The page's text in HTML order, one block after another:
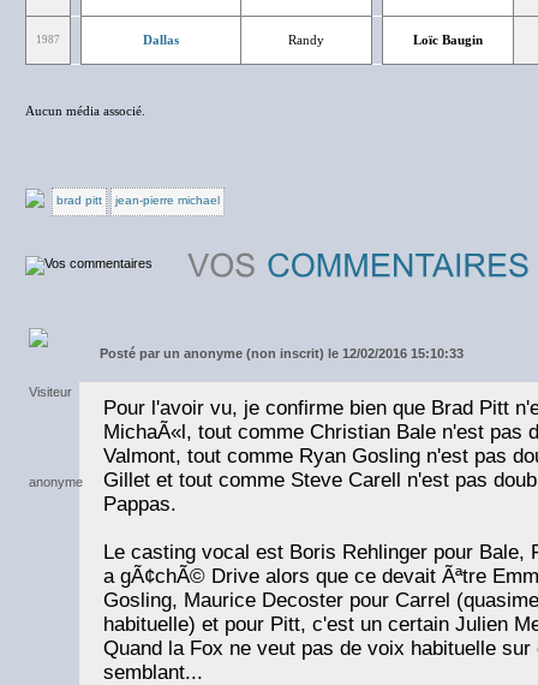
1987 Dallas Randy Loïc Baugin
Aucun média associé.
brad pitt jean-pierre michael
Posté par un anonyme (non inscrit) le 12/02/2016 15:10:33
Pour l'avoir vu, je confirme bien que Brad Pitt
MichaÃ«l, tout comme Christian Bale n'est pas
Valmont, tout comme Ryan Gosling n'est pas
Gillet et tout comme Steve Carell n'est pas
Pappas.
Le casting vocal est Boris Rehlinger pour Bale,
a gÃ¢chÃ© Drive alors que ce devait Ãªtre
Gosling, Maurice Decoster pour Carrel
habituelle) et pour Pitt, c'est un certain Julien
Quand la Fox ne veut pas de voix habituelle
semblant...